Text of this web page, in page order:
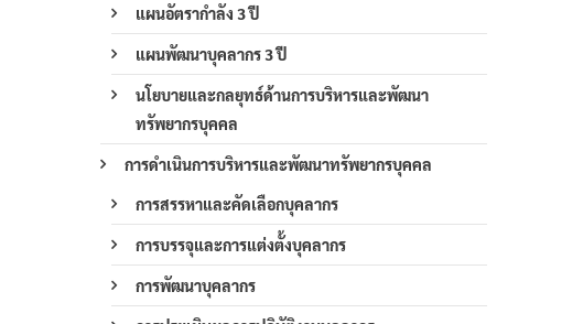
แผนอัตรากำลัง 3 ปี
แผนพัฒนาบุคลากร 3 ปี
นโยบายและกลยุทธ์ด้านการบริหารและพัฒนา
ทรัพยากรบุคคล
การดำเนินการบริหารและพัฒนาทรัพยากรบุคคล
การสรรหาและคัดเลือกบุคลากร
การบรรจุและการแต่งตั้งบุคลากร
การพัฒนาบุคลากร